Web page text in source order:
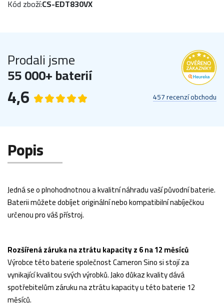
Kód zboží:CS-EDT830VX
Prodali jsme
55 000+ baterií
4,6 457 recenzí obchodu
Popis
Jedná se o plnohodnotnou a kvalitní náhradu vaší původní baterie.
Baterii můžete dobíjet originální nebo kompatibilní nabíječkou
určenou pro váš přístroj.
Rozšířená záruka na ztrátu kapacity z 6 na 12 měsíců
Výrobce této baterie společnost Cameron Sino si stojí za
vynikající kvalitou svých výrobků. Jako důkaz kvality dává
spotřebitelům záruku na ztrátu kapacity u této baterie 12
měsíců.